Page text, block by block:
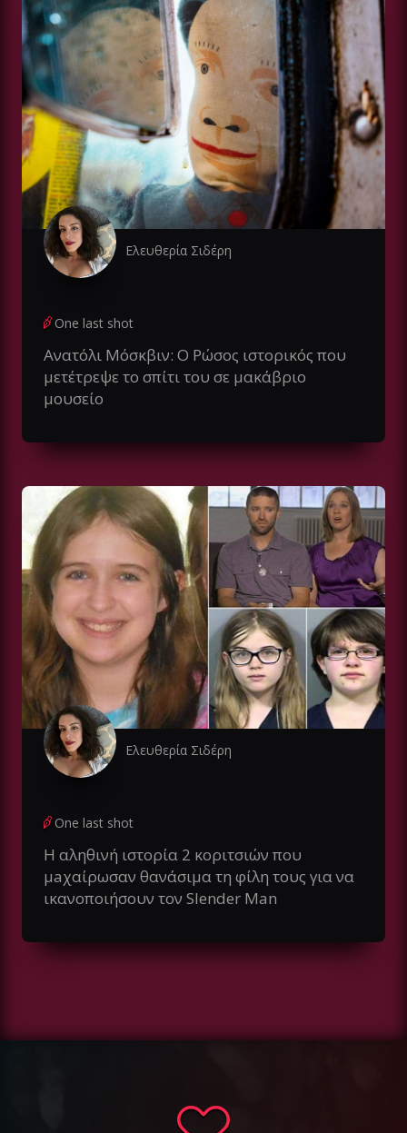
Ελευθερία Σιδέρη
One last shot
Ανατόλι Μόσκβιν: Ο Ρώσος ιστορικός που
μετέτρεψε το σπίτι του σε μακάβριο
μουσείο
Ελευθερία Σιδέρη
One last shot
Η αληθινή ιστορία 2 κοριτσιών που
μaχαίρωσαν θανάσιμα τη φίλη τους για να
ικανοποιήσουν τον Slender Man